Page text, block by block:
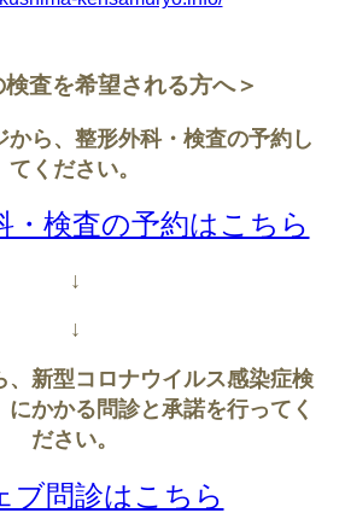
検査を希望される方へ＞
ら、整形外科・検査の予約し
てください。
検査の予約はこちら
↓
↓
新型コロナウイルス感染症検
かかる問診と承諾を行ってく
ださい。
問診はこちら